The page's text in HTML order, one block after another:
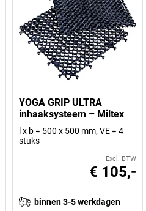
YOGA GRIP ULTRA
inhaaksysteem – Miltex
l x b = 500 x 500 mm, VE = 4
stuks
Excl. BTW
€ 105,-
binnen 3-5 werkdagen